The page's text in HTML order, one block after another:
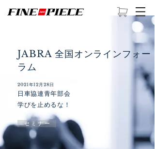
JABRA 全国オンラインフォー
ラム
セ ミ ナ ー
2021年12月28日
​日車協連青年部会
​学びを止めるな！